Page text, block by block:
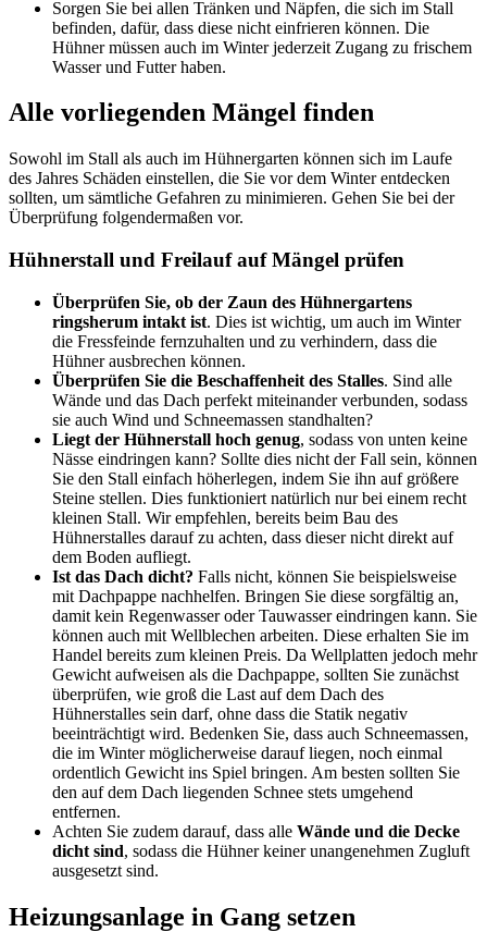
Sorgen Sie bei allen Tränken und Näpfen, die sich im Stall
befinden, dafür, dass diese nicht einfrieren können. Die
Hühner müssen auch im Winter jederzeit Zugang zu frischem
Wasser und Futter haben.
Alle vorliegenden Mängel finden
Sowohl im Stall als auch im Hühnergarten können sich im Laufe
des Jahres Schäden einstellen, die Sie vor dem Winter entdecken
sollten, um sämtliche Gefahren zu minimieren. Gehen Sie bei der
Überprüfung folgendermaßen vor.
Hühnerstall und Freilauf auf Mängel prüfen
Überprüfen Sie, ob der Zaun des Hühnergartens
ringsherum intakt ist. Dies ist wichtig, um auch im Winter
die Fressfeinde fernzuhalten und zu verhindern, dass die
Hühner ausbrechen können.
Überprüfen Sie die Beschaffenheit des Stalles. Sind alle
Wände und das Dach perfekt miteinander verbunden, sodass
sie auch Wind und Schneemassen standhalten?
Liegt der Hühnerstall hoch genug, sodass von unten keine
Nässe eindringen kann? Sollte dies nicht der Fall sein, können
Sie den Stall einfach höherlegen, indem Sie ihn auf größere
Steine stellen. Dies funktioniert natürlich nur bei einem recht
kleinen Stall. Wir empfehlen, bereits beim Bau des
Hühnerstalles darauf zu achten, dass dieser nicht direkt auf
dem Boden aufliegt.
Ist das Dach dicht? Falls nicht, können Sie beispielsweise
mit Dachpappe nachhelfen. Bringen Sie diese sorgfältig an,
damit kein Regenwasser oder Tauwasser eindringen kann. Sie
können auch mit Wellblechen arbeiten. Diese erhalten Sie im
Handel bereits zum kleinen Preis. Da Wellplatten jedoch mehr
Gewicht aufweisen als die Dachpappe, sollten Sie zunächst
überprüfen, wie groß die Last auf dem Dach des
Hühnerstalles sein darf, ohne dass die Statik negativ
beeinträchtigt wird. Bedenken Sie, dass auch Schneemassen,
die im Winter möglicherweise darauf liegen, noch einmal
ordentlich Gewicht ins Spiel bringen. Am besten sollten Sie
den auf dem Dach liegenden Schnee stets umgehend
entfernen.
Achten Sie zudem darauf, dass alle Wände und die Decke
dicht sind, sodass die Hühner keiner unangenehmen Zugluft
ausgesetzt sind.
Heizungsanlage in Gang setzen